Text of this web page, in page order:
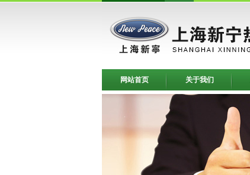
网站首页 关于我们